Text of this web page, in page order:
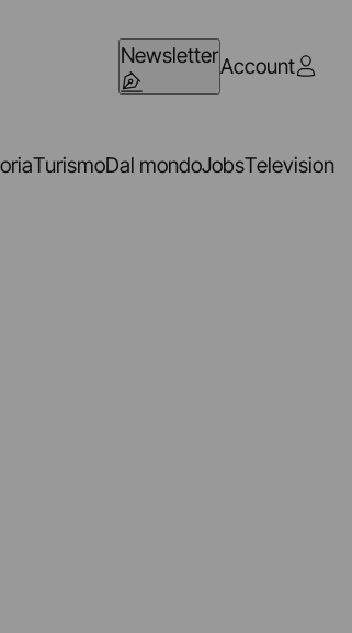
NewsletterAccount
TurismoDal mondoJobsTelevision